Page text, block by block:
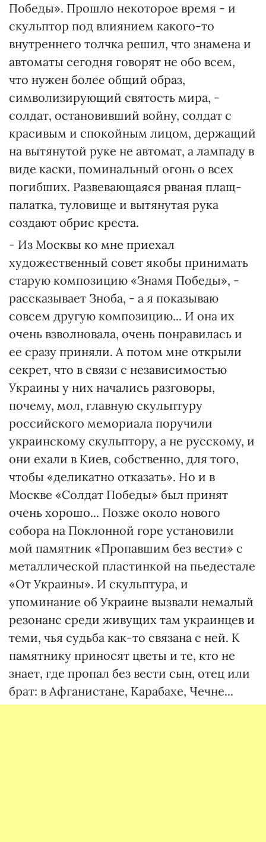
Победы». Прошло некоторое время - и
скульптор под влиянием какого-то
внутреннего толчка решил, что знамена и
автоматы сегодня говорят не обо всем,
что нужен более общий образ,
символизирующий святость мира, -
солдат, остановивший войну, солдат с
красивым и спокойным лицом, держащий
на вытянутой руке не автомат, а лампаду в
виде каски, поминальный огонь о всех
погибших. Развевающаяся рваная плащ-
палатка, туловище и вытянутая рука
создают обрис креста.
- Из Москвы ко мне приехал
художественный совет якобы принимать
старую композицию «Знамя Победы», -
рассказывает Зноба, - а я показываю
совсем другую композицию... И она их
очень взволновала, очень понравилась и
ее сразу приняли. А потом мне открыли
секрет, что в связи с независимостью
Украины у них начались разговоры,
почему, мол, главную скульптуру
российского мемориала поручили
украинскому скульптору, а не русскому, и
они ехали в Киев, собственно, для того,
чтобы «деликатно отказать». Но и в
Москве «Солдат Победы» был принят
очень хорошо... Позже около нового
собора на Поклонной горе установили
мой памятник «Пропавшим без вести» с
металлической пластинкой на пьедестале
«От Украины». И скульптура, и
упоминание об Украине вызвали немалый
резонанс среди живущих там украинцев и
теми, чья судьба как-то связана с ней. К
памятнику приносят цветы и те, кто не
знает, где пропал без вести сын, отец или
брат: в Афганистане, Карабахе, Чечне...